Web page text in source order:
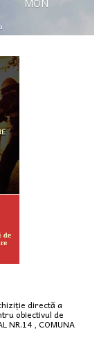
MON
directă a
obiectivul de
NR.14 , COMUNA